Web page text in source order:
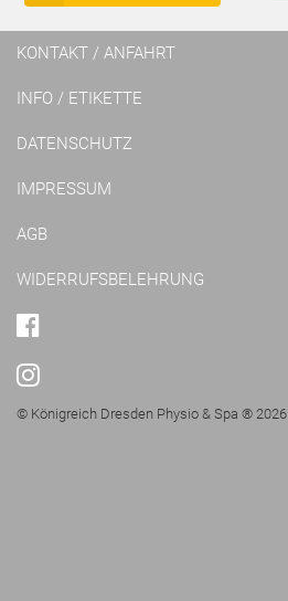
KONTAKT / ANFAHRT
INFO / ETIKETTE
DATENSCHUTZ
IMPRESSUM
AGB
WIDERRUFSBELEHRUNG
INSTAGRAM
© Königreich Dresden Physio & Spa ® 2026